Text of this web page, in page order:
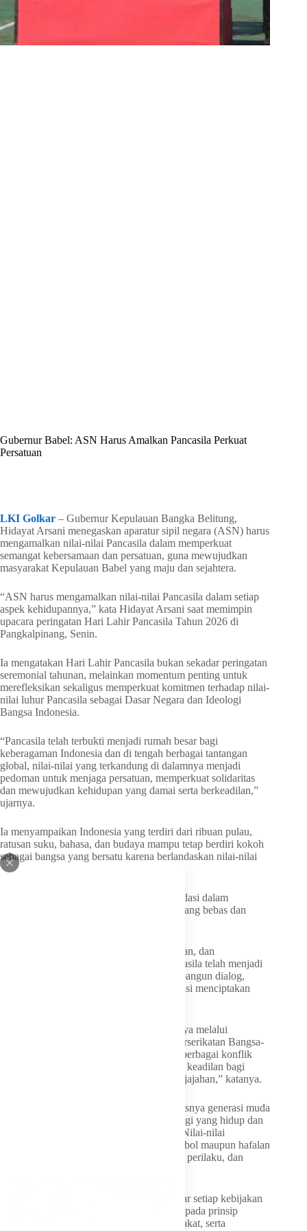
Gubernur Babel: ASN Harus Amalkan Pancasila Perkuat
Persatuan
LKI Golkar – Gubernur Kepulauan Bangka Belitung,
Hidayat Arsani menegaskan aparatur sipil negara (ASN) harus
mengamalkan nilai-nilai Pancasila dalam memperkuat
semangat kebersamaan dan persatuan, guna mewujudkan
masyarakat Kepulauan Babel yang maju dan sejahtera.
“ASN harus mengamalkan nilai-nilai Pancasila dalam setiap
aspek kehidupannya,” kata Hidayat Arsani saat memimpin
upacara peringatan Hari Lahir Pancasila Tahun 2026 di
Pangkalpinang, Senin.
Ia mengatakan Hari Lahir Pancasila bukan sekadar peringatan
seremonial tahunan, melainkan momentum penting untuk
merefleksikan sekaligus memperkuat komitmen terhadap nilai-
nilai luhur Pancasila sebagai Dasar Negara dan Ideologi
Bangsa Indonesia.
“Pancasila telah terbukti menjadi rumah besar bagi
keberagaman Indonesia dan di tengah berbagai tantangan
global, nilai-nilai yang terkandung di dalamnya menjadi
pedoman untuk menjaga persatuan, memperkuat solidaritas
dan mewujudkan kehidupan yang damai serta berkeadilan,”
ujarnya.
Ia menyampaikan Indonesia yang terdiri dari ribuan pulau,
ratusan suku, bahasa, dan budaya mampu tetap berdiri kokoh
sebagai bangsa yang bersatu karena berlandaskan nilai-nilai
Pancasila.
“Nilai-nilai Pancasila ini telah menjadi fondasi dalam
pelaksanaan politik luar negeri Indonesia yang bebas dan
Menurut dia, prinsip kemanusiaan, persatuan, dan
musyawarah yang terkandung dalam Pancasila telah menjadi
modal penting bagi Indonesia dalam membangun dialog,
menjembatani perbedaan, serta berkontribusi menciptakan
“Indonesia terus menunjukkan komitmennya melalui
keterlibatan dalam pasukan perdamaian Perserikatan Bangsa-
Bangsa (PBB), peran aktif dalam mediasi berbagai konflik
internasional, serta konsisten menyuarakan keadilan bagi
bangsa-bangsa yang masih mengalami penjajahan,” katanya.
Ia mengajak seluruh elemen bangsa, khususnya generasi muda
untuk menjadikan Pancasila sebagai ideologi yang hidup dan
diwujudkan dalam kehidupan sehari-hari. Nilai-nilai
Pancasila, tidak boleh berhenti sebagai simbol maupun hafalan
semata, tetapi harus tercermin dalam sikap, perilaku, dan
“Para penyelenggara negara diingatkan agar setiap kebijakan
publik yang dihasilkan senantiasa berpijak pada prinsip
keadilan sosial, menjamin hak-hak masyarakat, serta